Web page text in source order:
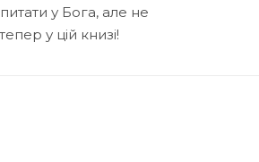
у Бога, але не
у цій книзі!